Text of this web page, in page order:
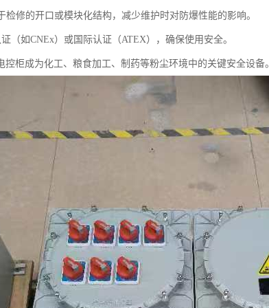
检修的开口或模块化结构，减少维护时对防爆性能的影响。
（如CNEx）或国际认证（ATEX），确保使用安全。
控柜成为化工、粮食加工、制药等粉尘环境中的关键安全设备